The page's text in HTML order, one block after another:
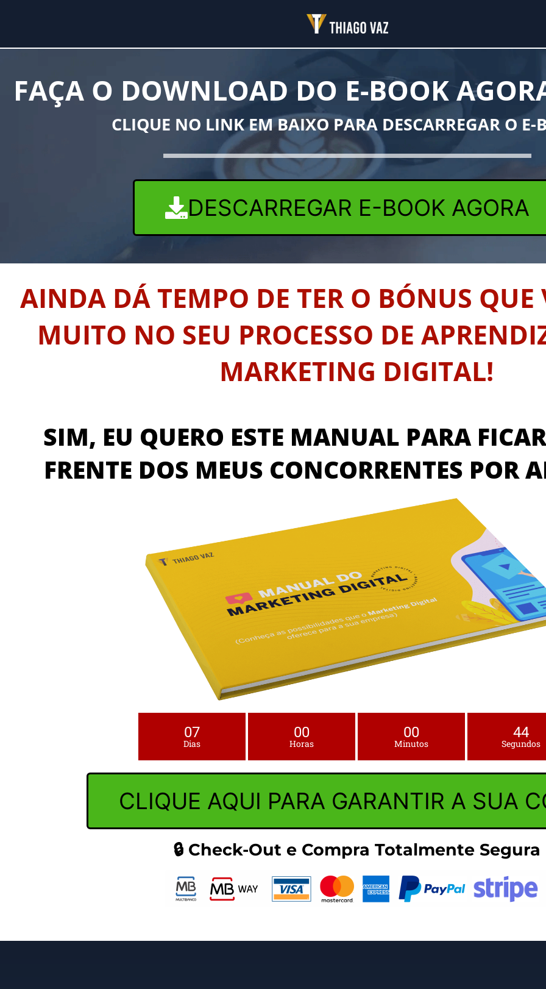
FAÇA O DOWNLOAD DO E-BOOK
CLIQUE NO LINK EM BAIXO PARA DESCARREGAR O E-
DESCARREGAR E-BOOK AGORA
AINDA DÁ TEMPO DE TER O BÓNUS QUE
MUITO NO SEU PROCESSO DE
MARKETING DIGITAL!
SIM, EU QUERO ESTE MANUAL PARA
FRENTE DOS MEUS CONCORRENTES POR
07
Dias
00
Horas
00
Minutos
43
Segundos
CLIQUE AQUI PARA GARANTIR A SUA
🔒 Check-Out e Compra Totalmente Segura